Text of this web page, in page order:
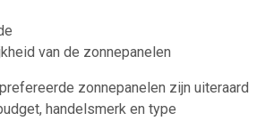
van de zonnepanelen
zonnepanelen zijn uiteraard
handelsmerk en type